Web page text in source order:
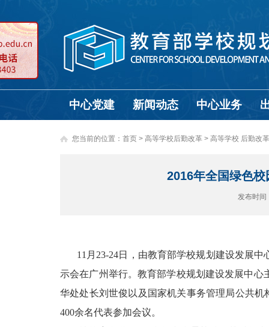
中心党建 新闻动态 中心业务
您当前的位置： 首页 > 高等学校后勤改革 > 高等学校 后勤改革
2016年全国绿色
发布时
11月23-24日，由教育部学校规划建设发展
示会在广州举行。教育部学校规划建设发展中
华处处长刘世俊以及国家机关事务管理局公共
400余名代表参加会议。